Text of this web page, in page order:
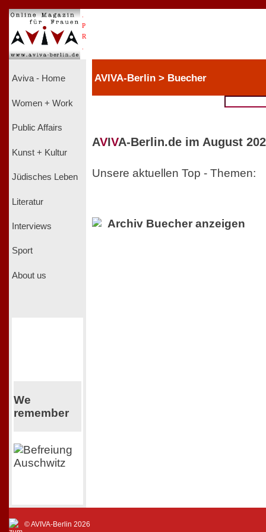
P
R
Aviva - Home
Women + Work
Public Affairs
Kunst + Kultur
Jüdisches Leben
Literatur
Interviews
Sport
About us
We
remember
AVIVA-Berlin > Buecher
AVIVA-Berlin.de im August
Unsere aktuellen Top - Themen:
Archiv Buecher anzeigen
© AVIVA-Berlin 2026